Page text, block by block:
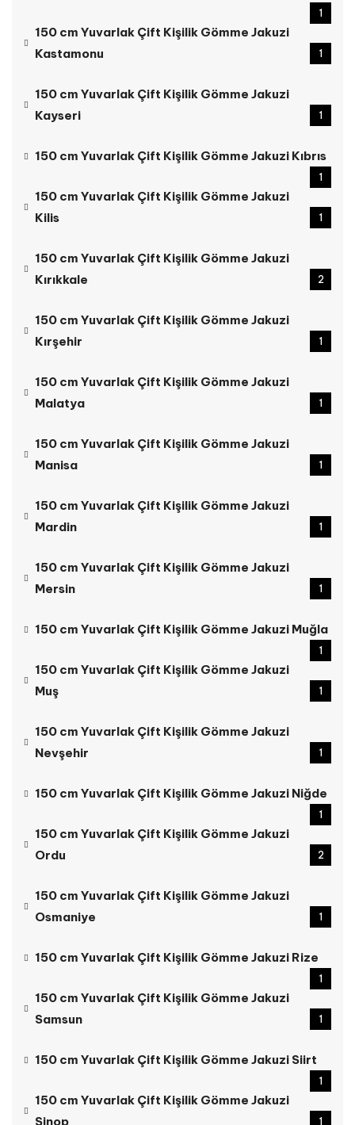
1
150 cm Yuvarlak Çift Kişilik Gömme Jakuzi
Kastamonu
1
150 cm Yuvarlak Çift Kişilik Gömme Jakuzi
Kayseri
1
150 cm Yuvarlak Çift Kişilik Gömme Jakuzi Kıbrıs
1
150 cm Yuvarlak Çift Kişilik Gömme Jakuzi
Kilis
1
150 cm Yuvarlak Çift Kişilik Gömme Jakuzi
Kırıkkale
2
150 cm Yuvarlak Çift Kişilik Gömme Jakuzi
Kırşehir
1
150 cm Yuvarlak Çift Kişilik Gömme Jakuzi
Malatya
1
150 cm Yuvarlak Çift Kişilik Gömme Jakuzi
Manisa
1
150 cm Yuvarlak Çift Kişilik Gömme Jakuzi
Mardin
1
150 cm Yuvarlak Çift Kişilik Gömme Jakuzi
Mersin
1
150 cm Yuvarlak Çift Kişilik Gömme Jakuzi Muğla
1
150 cm Yuvarlak Çift Kişilik Gömme Jakuzi
Muş
1
150 cm Yuvarlak Çift Kişilik Gömme Jakuzi
Nevşehir
1
150 cm Yuvarlak Çift Kişilik Gömme Jakuzi Niğde
1
150 cm Yuvarlak Çift Kişilik Gömme Jakuzi
Ordu
2
150 cm Yuvarlak Çift Kişilik Gömme Jakuzi
Osmaniye
1
150 cm Yuvarlak Çift Kişilik Gömme Jakuzi Rize
1
150 cm Yuvarlak Çift Kişilik Gömme Jakuzi
Samsun
1
150 cm Yuvarlak Çift Kişilik Gömme Jakuzi Siirt
1
150 cm Yuvarlak Çift Kişilik Gömme Jakuzi
Sinop
1